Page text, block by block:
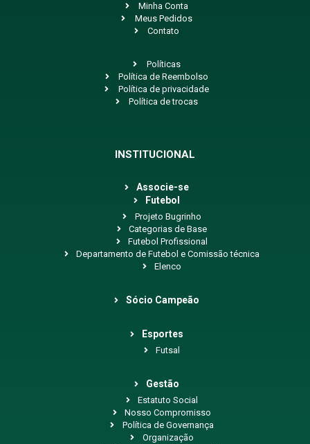
Minha Conta
Meus Pedidos
Contato
Políticas
Política de Reembolso
Política de privacidade
Política de trocas
INSTITUCIONAL
Associe-se
Futebol
Projeto Bugrinho
Categorias de Base
Futebol Profissional
Departamento de Futebol e Comissão técnica
Elenco
Sócio Campeão
Esportes
Futsal
Gestão
Estatuto Social
Nosso Compromisso
Política de Governança
Organização